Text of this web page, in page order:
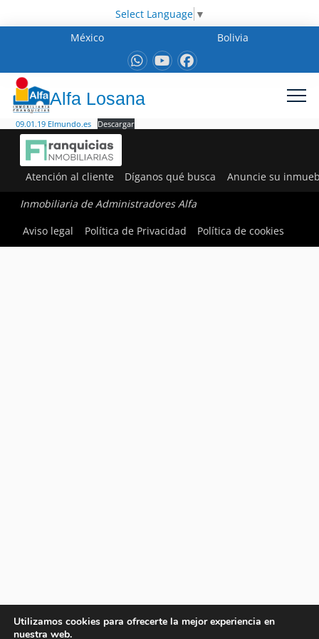
Select Language ▼
México
Bolivia
Alfa Losana
09.01.19 Elmundo.es Descargar
Atención al cliente Díganos qué busca Anuncie su
Inmobiliaria de Administradores Alfa
Aviso legal
Política de Privacidad Política de cookies
Utilizamos cookies para ofrecerte la mejor experiencia en
nuestra web.